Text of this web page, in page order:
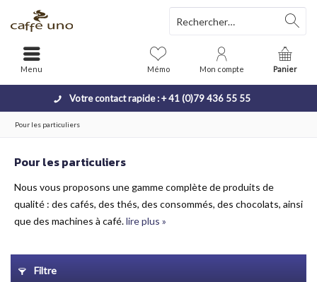
Votre contact rapide : + 41 (0)79 436 55 55
Panier
Mémo Mon compte
Menu
Pour les particuliers
Pour les particuliers
Nous vous proposons une gamme complète de produits de
qualité : des cafés, des thés, des consommés, des chocolats, ainsi
que des machines à café.lire plus »
Filtre